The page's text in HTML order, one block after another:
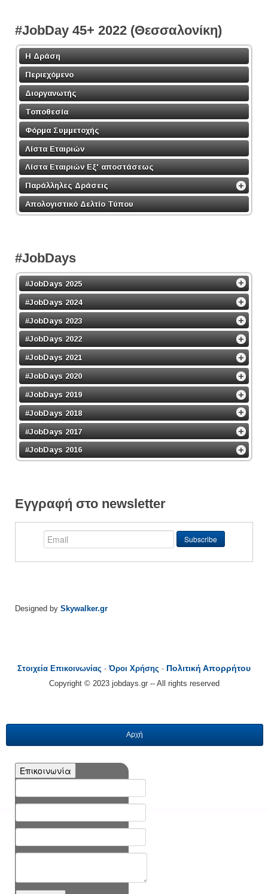
#JobDay 45+ 2022 (Θεσσαλονίκη)
Η Δράση
Περιεχόμενο
Διοργανωτής
Τοποθεσία
Φόρμα Συμμετοχής
Λίστα Εταιριών
Λίστα Εταιριών Εξ' αποστάσεως
Παράλληλες Δράσεις
Απολογιστικό Δελτίο Τύπου
#JobDays
#JobDays 2025
#JobDays 2024
#JobDays 2023
#JobDays 2022
#JobDays 2021
#JobDays 2020
#JobDays 2019
#JobDays 2018
#JobDays 2017
#JobDays 2016
Εγγραφή στο newsletter
Designed by Skywalker.gr
Στοιχεία Επικοινωνίας -Όροι Χρήσης - Πολιτική Απορρήτου
Copyright © 2023 jobdays.gr -- All rights reserved
Αρχή